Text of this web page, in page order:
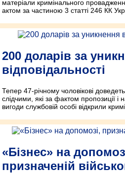
матеріали кримінального
актом за частиною 3 статті 246 КК
200 доларів за
відповідальності
Тепер 47-річному чоловікові
слідчими, які за фактом пропозиції і
вигоди службовій особі відкрили
«Бізнес» на
призначеній